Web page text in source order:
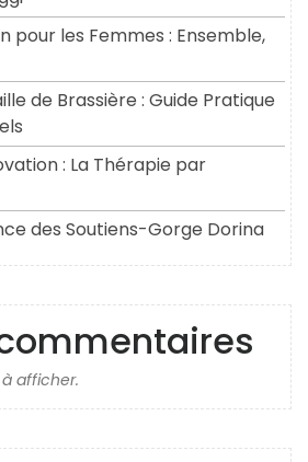
pour les Femmes : Ensemble,
de Brassière : Guide Pratique
: La Thérapie par
des Soutiens-Gorge Dorina
afficher.